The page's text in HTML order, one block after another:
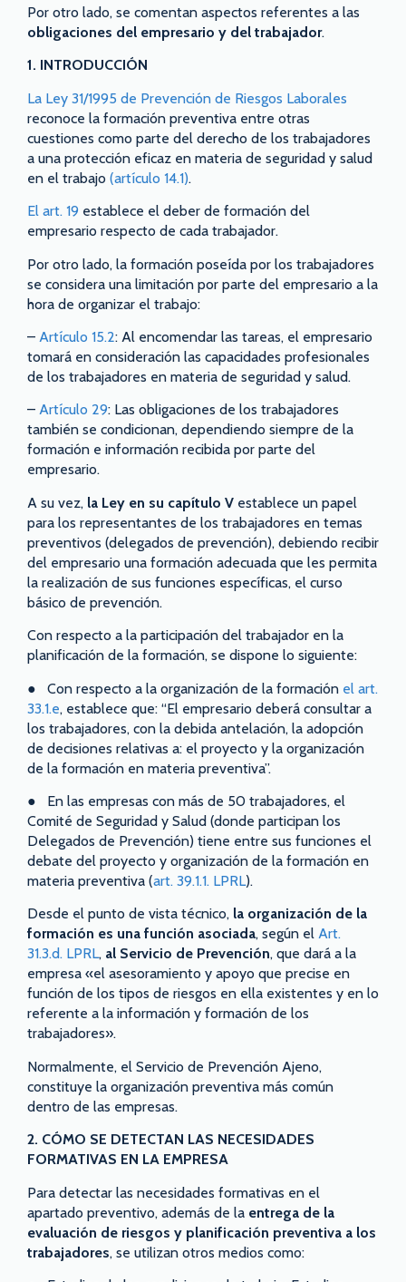
Por otro lado, se comentan aspectos referentes a las
obligaciones del empresario y del trabajador.
1. INTRODUCCIÓN
La Ley 31/1995 de Prevención de Riesgos Laborales
reconoce la formación preventiva entre otras
cuestiones como parte del derecho de los trabajadores
a una protección eficaz en materia de seguridad y salud
en el trabajo (artículo 14.1).
El art. 19 establece el deber de formación del
empresario respecto de cada trabajador.
Por otro lado, la formación poseída por los trabajadores
se considera una limitación por parte del empresario a la
hora de organizar el trabajo:
– Artículo 15.2: Al encomendar las tareas, el empresario
tomará en consideración las capacidades profesionales
de los trabajadores en materia de seguridad y salud.
– Artículo 29: Las obligaciones de los trabajadores
también se condicionan, dependiendo siempre de la
formación e información recibida por parte del
empresario.
A su vez, la Ley en su capítulo V establece un papel
para los representantes de los trabajadores en temas
preventivos (delegados de prevención), debiendo recibir
del empresario una formación adecuada que les permita
la realización de sus funciones específicas, el curso
básico de prevención.
Con respecto a la participación del trabajador en la
planificación de la formación, se dispone lo siguiente:
● Con respecto a la organización de la formación el art.
33.1.e, establece que: “El empresario deberá consultar a
los trabajadores, con la debida antelación, la adopción
de decisiones relativas a: el proyecto y la organización
de la formación en materia preventiva”.
● En las empresas con más de 50 trabajadores, el
Comité de Seguridad y Salud (donde participan los
Delegados de Prevención) tiene entre sus funciones el
debate del proyecto y organización de la formación en
materia preventiva (art. 39.1.1. LPRL).
Desde el punto de vista técnico, la organización de la
formación es una función asociada, según el Art.
31.3.d. LPRL, al Servicio de Prevención, que dará a la
empresa «el asesoramiento y apoyo que precise en
función de los tipos de riesgos en ella existentes y en lo
referente a la información y formación de los
trabajadores».
Normalmente, el Servicio de Prevención Ajeno,
constituye la organización preventiva más común
dentro de las empresas.
2. CÓMO SE DETECTAN LAS NECESIDADES
FORMATIVAS EN LA EMPRESA
Para detectar las necesidades formativas en el
apartado preventivo, además de la entrega de la
evaluación de riesgos y planificación preventiva a los
trabajadores, se utilizan otros medios como: